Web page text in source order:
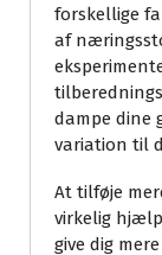
forskellige
af
dampe dine
variation til
At tilføje
virkelig
give dig